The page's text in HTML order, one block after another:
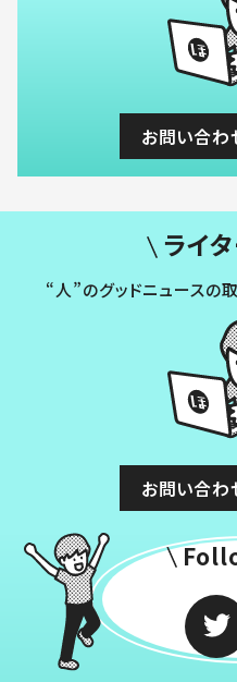
お問い合わ
ライ
“人”のグッドニュースの
お問い合わ